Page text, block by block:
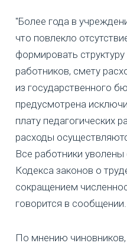
"Более года в
что повлекло
формировать
работников, смету
из государственного
предусмотрена
плату педагогических
расходы
Все работники уволены
Кодекса законов о
сокращением
говорится в сообщении.
По мнению